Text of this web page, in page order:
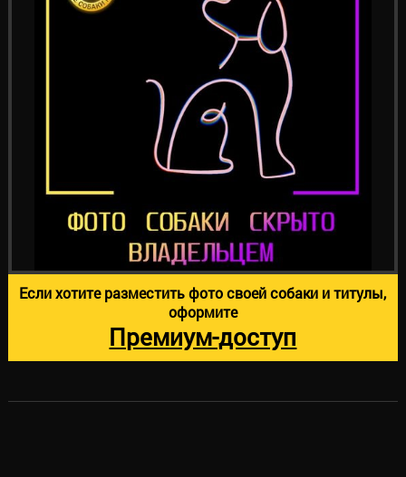
Если хотите разместить фото своей собаки и титулы,
оформите
Премиум-доступ